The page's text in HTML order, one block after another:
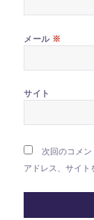
メール ※
サイト
次回のコメ
アドレス、サイト